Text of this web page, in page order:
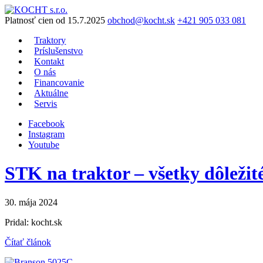
Preskočiť
na
Platnosť cien od 15.7.2025 obchod@kocht.sk +421 905 033 081
Traktory
Príslušenstvo
Kontakt
O nás
Financovanie
Aktuálne
Servis
Facebook
Instagram
Youtube
STK na traktor – všetky
30. mája 2024
Pridal: kocht.sk
Čítať článok